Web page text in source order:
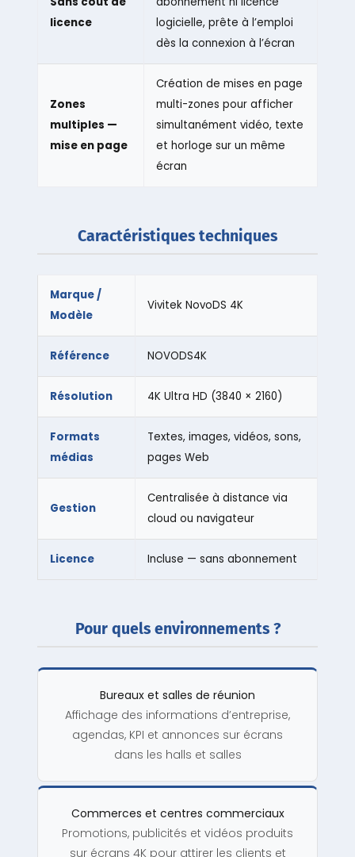
licence
logicielle, prête à l’emploi
dès la connexion à l’écran
Zones
multiples —
mise en page
Création de mises en page
multi-zones pour afficher
simultanément vidéo, texte
et horloge sur un même
écran
Caractéristiques techniques
Marque /
Modèle
Vivitek NovoDS 4K
Référence NOVODS4K
Résolution 4K Ultra HD (3840 × 2160)
Formats
médias
Textes, images, vidéos, sons,
pages Web
Gestion
Centralisée à distance via
cloud ou navigateur
Licence Incluse — sans abonnement
Pour quels environnements ?
Bureaux et salles de réunion
Affichage des informations d’entreprise,
agendas, KPI et annonces sur écrans
dans les halls et salles
Commerces et centres commerciaux
Promotions, publicités et vidéos produits
sur écrans 4K pour attirer les clients et